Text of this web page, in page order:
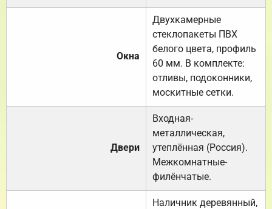
Окна
Двухкамерные
стеклопакеты ПВХ
белого цвета, профиль
60 мм. В комплекте:
отливы, подоконники,
москитные сетки.
Двери
Входная-
металлическая,
утеплённая (Россия).
Межкомнатные-
филёнчатые.
Наличник деревянный,